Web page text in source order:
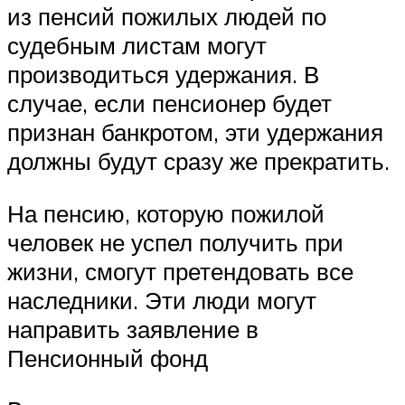
из пенсий пожилых людей по
судебным листам могут
производиться удержания. В
случае, если пенсионер будет
признан банкротом, эти удержания
должны будут сразу же прекратить.
На пенсию, которую пожилой
человек не успел получить при
жизни, смогут претендовать все
наследники. Эти люди могут
направить заявление в
Пенсионный фонд